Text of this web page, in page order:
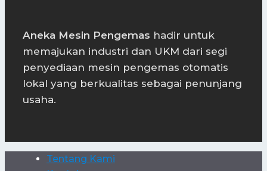
Aneka Mesin Pengemas hadir untuk
memajukan industri dan UKM dari segi
penyediaan mesin pengemas otomatis
lokal yang berkualitas sebagai penunjang
usaha.
Tentang Kami